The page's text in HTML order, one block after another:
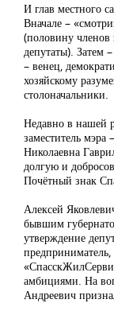
И глав местного
Вначале –
(половину членов
депутаты). Затем
– венец,
хозяйскому
столоначальники.
Недавно в нашей
заместитель
Николаевна
долгую и
Почётный знак
Алексей
бывшим
утверждение
амбициями. На
Андреевич